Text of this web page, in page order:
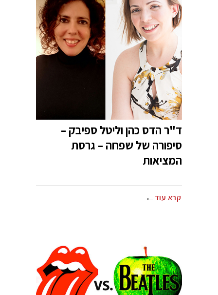
ד"ר הדס כהן וליטל ספיבק –
סיפורה של שפחה – גרסת
המציאות
קרא עוד